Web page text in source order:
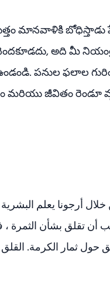
మొత్తం మానవాళికి
అది మీ
పనుల ఫలాల
మరియు జీవితం
أن تقلق بشأن
حول ثمار الكرمة.